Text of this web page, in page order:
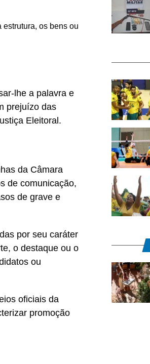
os bens ou
lhe a palavra e
prejuízo das
Eleitoral.
da Câmara
de comunicação,
de grave e
por seu caráter
o destaque ou o
ou
oficiais da
promoção